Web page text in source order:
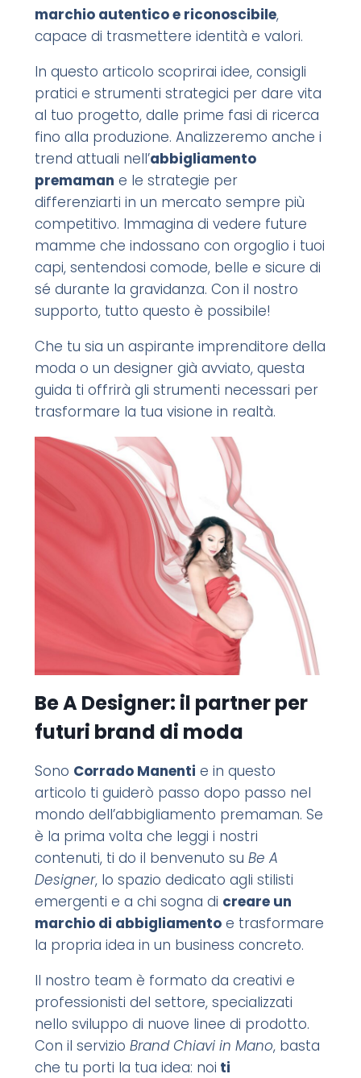
marchio autentico e riconoscibile,
capace di trasmettere identità e valori.
In questo articolo scoprirai idee, consigli
pratici e strumenti strategici per dare vita
al tuo progetto, dalle prime fasi di ricerca
fino alla produzione. Analizzeremo anche i
trend attuali nell’abbigliamento
premaman e le strategie per
differenziarti in un mercato sempre più
competitivo. Immagina di vedere future
mamme che indossano con orgoglio i tuoi
capi, sentendosi comode, belle e sicure di
sé durante la gravidanza. Con il nostro
supporto, tutto questo è possibile!
Che tu sia un aspirante imprenditore della
moda o un designer già avviato, questa
guida ti offrirà gli strumenti necessari per
trasformare la tua visione in realtà.
Be A Designer: il partner per
futuri brand di moda
Sono Corrado Manenti e in questo
articolo ti guiderò passo dopo passo nel
mondo dell’abbigliamento premaman. Se
è la prima volta che leggi i nostri
contenuti, ti do il benvenuto su Be A
Designer, lo spazio dedicato agli stilisti
emergenti e a chi sogna di creare un
marchio di abbigliamentoe trasformare
la propria idea in un business concreto.
Il nostro team è formato da creativi e
professionisti del settore, specializzati
nello sviluppo di nuove linee di prodotto.
Con il servizio Brand Chiavi in Mano, basta
che tu porti la tua idea: noi ti